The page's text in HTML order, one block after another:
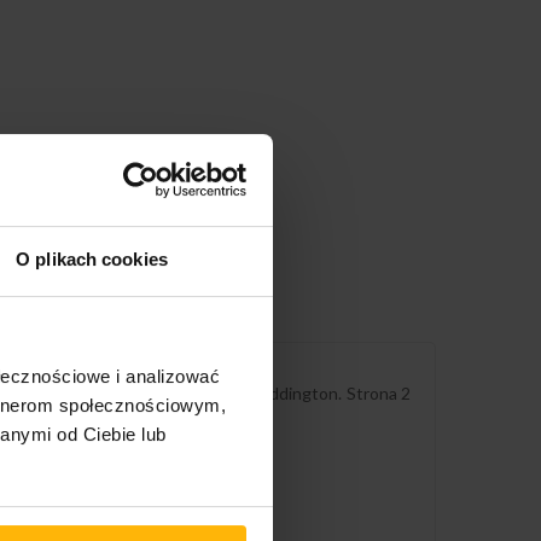
O plikach cookies
i analizować
społecznościowym,
od Ciebie lub
Grooma. Grafika autorstwa Liz Saddington. Strona 2